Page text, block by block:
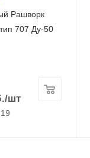
Рашворк
707 Ду-50
/шт